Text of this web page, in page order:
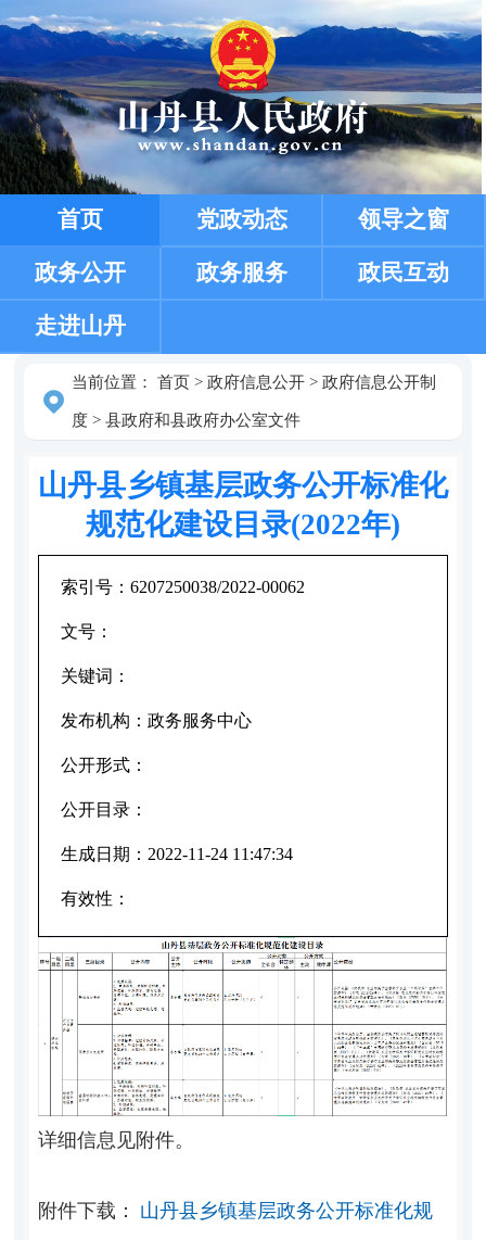
首页 党政动态 领导之窗
政务公开 政务服务 政民互动
走进山丹
当前位置： 首页> 政府信息公开> 政府信息公开制
度> 县政府和县政府办公室文件
山丹县乡镇基层政务公开标准化
规范化建设目录(2022年)
索引号： 6207250038/2022-00062
文号：
关键词：
发布机构： 政务服务中心
公开形式：
公开目录：
生成日期： 2022-11-24 11:47:34
有效性：
详细信息见附件。
附件下载： 山丹县乡镇基层政务公开标准化规